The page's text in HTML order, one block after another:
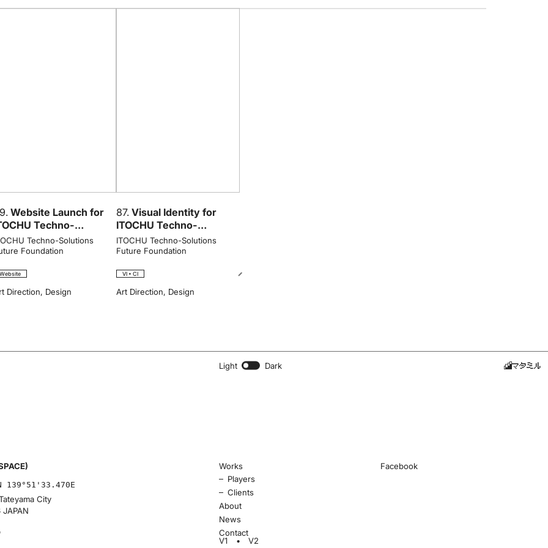
Website Launch for
Techno-
Future
Techno-Solutions
Foundation
Website
Direction, Design
87. Visual Identity for
ITOCHU Techno-
Solutions Future
Foundation
ITOCHU Techno-Solutions
Future Foundation
VI • CI
Art Direction, Design
Light Dark マタミル
139°51'33.470E
City
Works
– Players
– Clients
About
News
Contact
Facebook
V1 V2